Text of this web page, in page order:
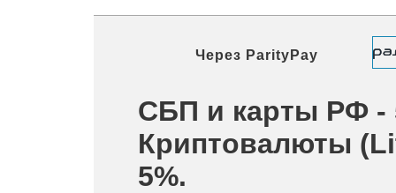
Через ParityPay
СБП и карты РФ -
Криптовалюты
5%.